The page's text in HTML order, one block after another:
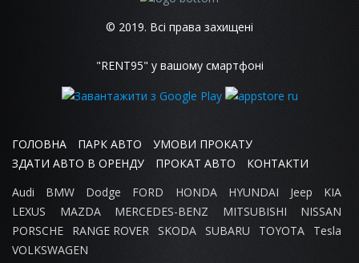
© 2019. Всі права захищені
"RENT95" у вашому смартфоні
ГОЛОВНА ПАРК АВТО
УМОВИ ПРОКАТУ
ЗДАТИ АВТО В ОРЕНДУ
ПРОКАТ АВТО
КОНТАКТИ
Audi
BMW Dodge FORD HONDA HYUNDAI Jeep
KIA
LEXUS
MAZDA MERCEDES-BENZ MITSUBISHI
NISSAN
PORSCHE
RANGE ROVER SKODA SUBARU TOYOTA
Tesla
VOLKSWAGEN